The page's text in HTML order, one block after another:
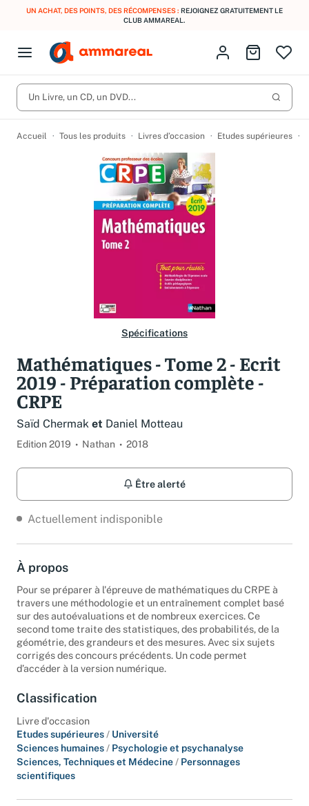
UN ACHAT, DES POINTS, DES RÉCOMPENSES : REJOIGNEZ GRATUITEMENT LE
CLUB AMMAREAL.
Open menu
Fermer le menu
CD d'occasion
Meilleures ventes
Produits Catégories
Vous n'avez pas trouvé l'article que vous cherchiez ?
Activez les notifications dans votre compte pour être alerté dès
qu'il est en stock.
Créer une alerte
Identifiez-vous
Aller au
Un Livre, un CD, un DVD...
Accueil Tous les produits Livres d’occasion Etudes supérieures
Spécifications
Mathématiques - Tome 2 - Ecrit
2019 - Préparation complète -
CRPE
Saïd Chermak et Daniel Motteau
Edition 2019 Nathan 2018
Être alerté
Actuellement indisponible
À propos
Pour se préparer à l'épreuve de mathématiques du CRPE à
travers une méthodologie et un entraînement complet basé
sur des autoévaluations et de nombreux exercices. Ce
second tome traite des statistiques, des probabilités, de la
géométrie, des grandeurs et des mesures. Avec six sujets
corrigés des concours précédents. Un code permet
d’accéder à la version numérique.
Classification
Livre d'occasion
Etudes supérieures / Université
Sciences humaines / Psychologie et psychanalyse
Sciences, Techniques et Médecine / Personnages
scientifiques